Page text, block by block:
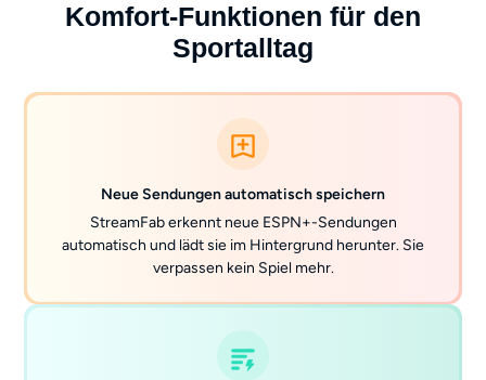
Komfort-Funktionen für den
Sportalltag
Neue Sendungen automatisch speichern
StreamFab erkennt neue ESPN+-Sendungen
automatisch und lädt sie im Hintergrund herunter. Sie
verpassen kein Spiel mehr.